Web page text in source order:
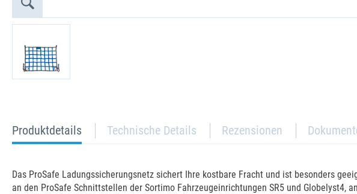
current
tab:
Produktdetails Technische Details Rezensionen
Das ProSafe Ladungssicherungsnetz sichert Ihre kostbare Fracht und ist besonders
an den ProSafe Schnittstellen der Sortimo Fahrzeugeinrichtungen SR5 und Globelyst4,